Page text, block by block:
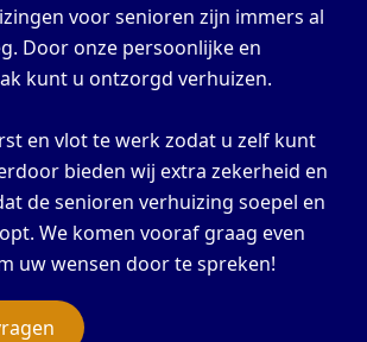
voor senioren zijn immers al
Door onze persoonlijke en
kunt u ontzorgd verhuizen.
en vlot te werk zodat u zelf kunt
bieden wij extra zekerheid en
de senioren verhuizing soepel en
We komen vooraf graag even
uw wensen door te spreken!